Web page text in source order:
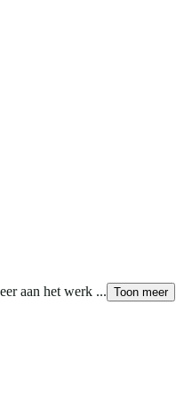
aan het werk ... Toon meer